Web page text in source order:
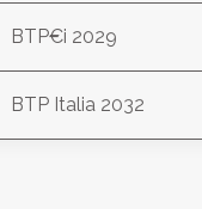
BTP€i 2029
BTP Italia 2032